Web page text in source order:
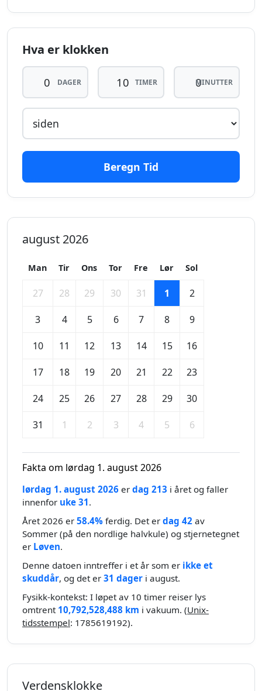
Hva er klokken
DAGER TIMER MINUTTER
Beregn Tid
august 2026
Man Tir Ons Tor Fre Lør Sol
27 28 29 30 31 1 2
3 4 5 6 7 8 9
10 11 12 13 14 15 16
17 18 19 20 21 22 23
24 25 26 27 28 29 30
31 1 2 3 4 5 6
Fakta om lørdag 1. august 2026
lørdag 1. august 2026 er dag 213 i året og faller
innenfor uke 31.
Året 2026 er 58.4% ferdig. Det er dag 42 av
Sommer (på den nordlige halvkule) og stjernetegnet
er Løven.
Denne datoen inntreffer i et år som er ikke et
skuddår, og det er 31 dager i august.
Fysikk-kontekst: I løpet av 10 timer reiser lys
omtrent 10,792,528,488 km i vakuum. (Unix-
tidsstempel: 1785619192).
Verdensklokke